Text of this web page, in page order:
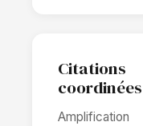
Citations
coordinées
Amplification